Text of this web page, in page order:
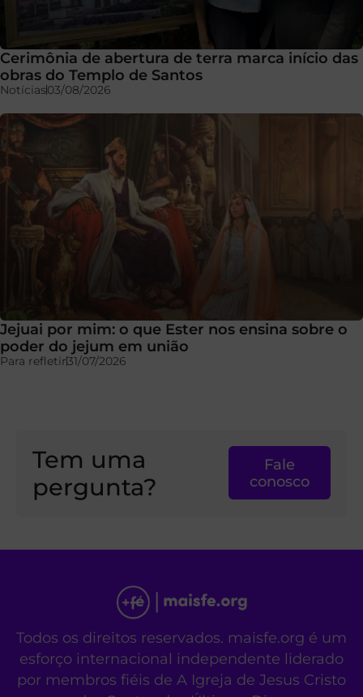
Cerimônia de abertura de terra marca início das
obras do Templo de Santos
Notícias03/08/2026
Jejuai por mim: o que Ester nos ensina sobre o
poder do jejum em união
Para refletir31/07/2026
Tem uma
pergunta?
Fale
conosco
Todos os direitos reservados. maisfe.org é um
esforço internacional independente liderado
por membros fiéis de A Igreja de Jesus Cristo